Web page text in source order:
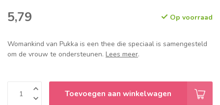
5,79 Op voorraad
Womankind van Pukka is een thee die speciaal is samengesteld
om de vrouw te ondersteunen. Lees meer.
Toevoegen aan winkelwagen